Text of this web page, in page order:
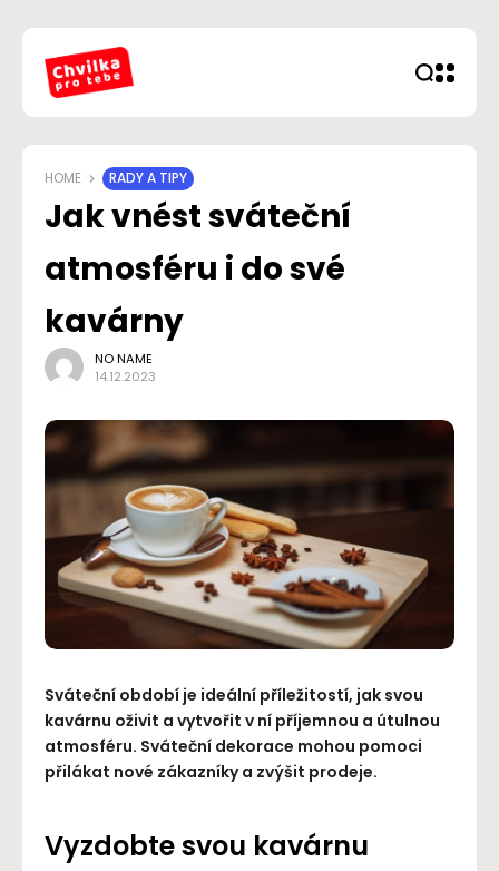
HOME RADY A TIPY
Jak vnést sváteční
atmosféru i do své
kavárny
NO NAME
14.12.2023
Sváteční období je ideální příležitostí, jak svou
kavárnu oživit a vytvořit v ní příjemnou a útulnou
atmosféru. Sváteční dekorace mohou pomoci
přilákat nové zákazníky a zvýšit prodeje.
Vyzdobte svou kavárnu